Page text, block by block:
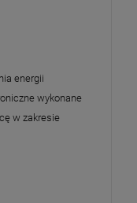
energii
wykonane
w zakresie